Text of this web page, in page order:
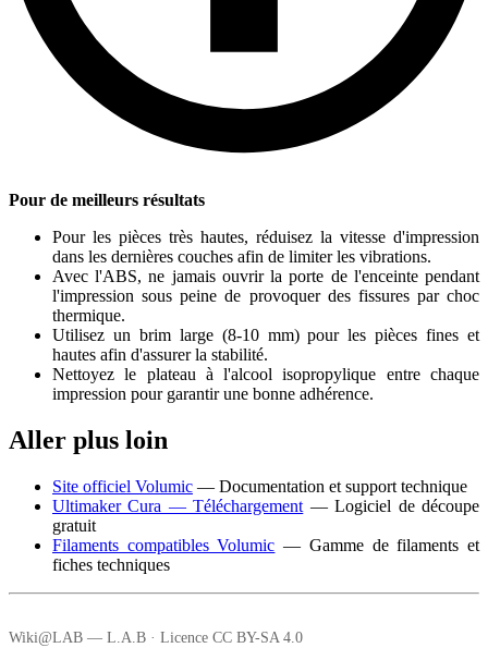
Pour de meilleurs résultats
Pour les pièces très hautes, réduisez la vitesse d'impression
dans les dernières couches afin de limiter les vibrations.
Avec l'ABS, ne jamais ouvrir la porte de l'enceinte pendant
l'impression sous peine de provoquer des fissures par choc
thermique.
Utilisez un brim large (8-10 mm) pour les pièces fines et
hautes afin d'assurer la stabilité.
Nettoyez le plateau à l'alcool isopropylique entre chaque
impression pour garantir une bonne adhérence.
Aller plus loin
Site officiel Volumic — Documentation et support technique
Ultimaker Cura — Téléchargement — Logiciel de découpe
gratuit
Filaments compatibles Volumic — Gamme de filaments et
fiches techniques
Wiki@LAB — L.A.B · Licence CC BY-SA 4.0